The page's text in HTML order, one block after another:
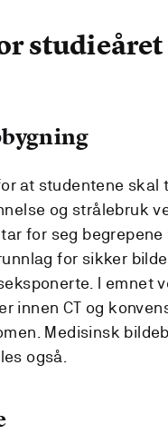
at studentene skal
og strålebruk
for seg
for sikker
I emnet
innen CT og
Medisinsk
også.